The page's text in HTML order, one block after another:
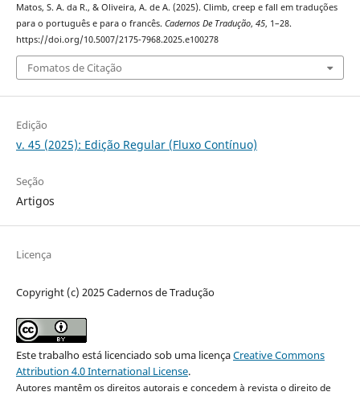
Matos, S. A. da R., & Oliveira, A. de A. (2025). Climb, creep e fall em traduções
para o português e para o francês. Cadernos De Tradução, 45, 1–28.
https://doi.org/10.5007/2175-7968.2025.e100278
Fomatos de Citação
Edição
v. 45 (2025): Edição Regular (Fluxo Contínuo)
Seção
Artigos
Licença
Copyright (c) 2025 Cadernos de Tradução
Este trabalho está licenciado sob uma licençaCreative Commons
Attribution 4.0 International License.
Autores mantêm os direitos autorais e concedem à revista o direito de